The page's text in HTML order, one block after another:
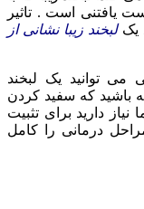
یافتنی است . تاثیر
یکلبخند زیبا نشانی از
می توانید یک لبخند
باشید که سفید کردن
دارید برای تثبیت
درمانی را کامل